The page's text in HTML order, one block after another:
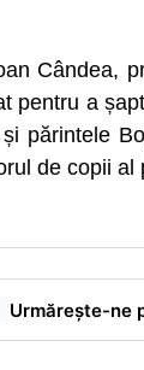
Cândea,
pentru a
părintele
de copii
Urmărește-ne